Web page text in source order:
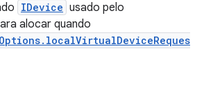
IDevice usado pelo
alocar quando